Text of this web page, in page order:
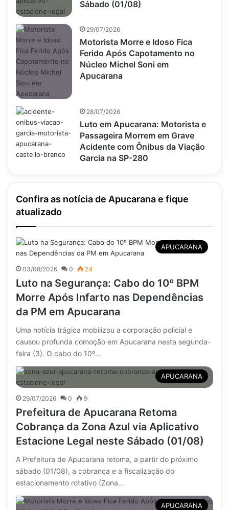
Sábado (01/08)
29/07/2026
Motorista Morre e Idoso Fica
Ferido Após Capotamento no
Núcleo Michel Soni em
Apucarana
28/07/2026
Luto em Apucarana: Motorista e
Passageira Morrem em Grave
Acidente com Ônibus da Viação
Garcia na SP-280
Confira as notícia de Apucarana e fique
atualizado
APUCARANA
03/08/2026 0 24
Luto na Segurança: Cabo do 10º BPM
Morre Após Infarto nas Dependências
da PM em Apucarana
Uma notícia trágica mobilizou a corporação policial e
causou profunda comoção em Apucarana nesta segunda-
feira (3). O cabo do 10º…
APUCARANA
29/07/2026 0 9
Prefeitura de Apucarana Retoma
Cobrança da Zona Azul via Aplicativo
Estacione Legal neste Sábado (01/08)
A Prefeitura de Apucarana retoma, a partir do próximo
sábado (01/08), a cobrança e a fiscalização do
estacionamento rotativo (Zona…
APUCARANA